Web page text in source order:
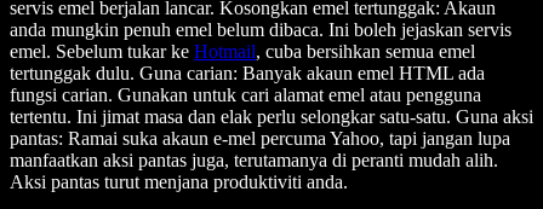
servis emel berjalan lancar. Kosongkan emel tertunggak: Akaun
anda mungkin penuh emel belum dibaca. Ini boleh jejaskan servis
emel. Sebelum tukar ke Hotmail, cuba bersihkan semua emel
tertunggak dulu. Guna carian: Banyak akaun emel HTML ada
fungsi carian. Gunakan untuk cari alamat emel atau pengguna
tertentu. Ini jimat masa dan elak perlu selongkar satu-satu. Guna aksi
pantas: Ramai suka akaun e-mel percuma Yahoo, tapi jangan lupa
manfaatkan aksi pantas juga, terutamanya di peranti mudah alih.
Aksi pantas turut menjana produktiviti anda.